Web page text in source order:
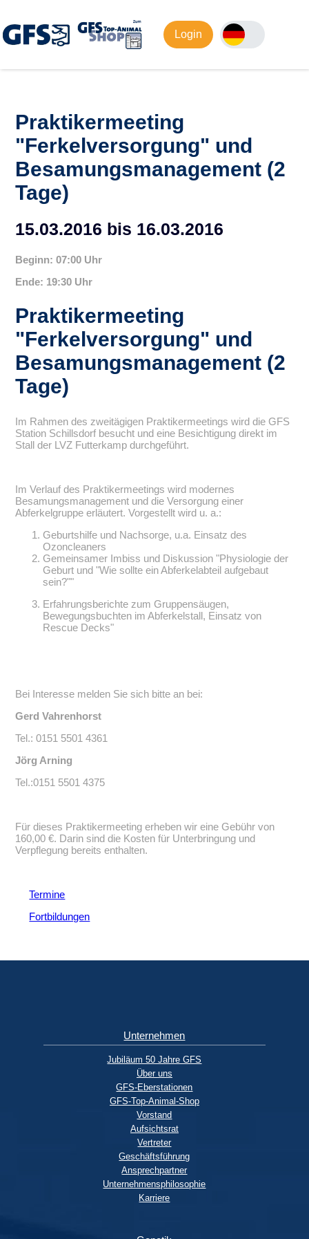
Login
Praktikermeeting
"Ferkelversorgung" und
Besamungsmanagement (2
Tage)
15.03.2016 bis 16.03.2016
Beginn: 07:00 Uhr
Ende: 19:30 Uhr
Praktikermeeting
Ferkelversorgung
und
Besamungsmanagement (2
Tage)
Im Rahmen des zweitägigen Praktikermeetings wird die GFS
Station Schillsdorf besucht und eine Besichtigung direkt im
Stall der LVZ Futterkamp durchgeführt.
Im Verlauf des Praktikermeetings wird modernes
Besamungsmanagement und die Versorgung einer
Abferkelgruppe erläutert. Vorgestellt wird u. a.:
Geburtshilfe und Nachsorge, u.a. Einsatz des
Ozoncleaners
Gemeinsamer Imbiss und Diskussion Physiologie der
Geburt und Wie sollte ein Abferkelabteil aufgebaut
sein?
Erfahrungsberichte zum Gruppensäugen,
Bewegungsbuchten im Abferkelstall, Einsatz von
Rescue Decks"
Bei Interesse melden Sie sich bitte an bei:
Gerd Vahrenhorst
Tel.: 0151 5501 4361
Jörg Arning
Tel.:0151 5501 4375
Für dieses Praktikermeeting erheben wir eine Gebühr von
160,00 €. Darin sind die Kosten für Unterbringung und
Verpflegung bereits enthalten.
Termine
Fortbildungen
Unternehmen
Jubiläum 50 Jahre GFS
Über uns
GFS-Eberstationen
GFS-Top-Animal-Shop
Vorstand
Aufsichtsrat
Vertreter
Geschäftsführung
Ansprechpartner
Unternehmensphilosophie
Karriere